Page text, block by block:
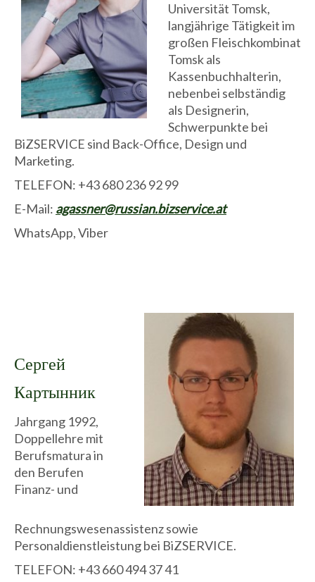
Universität Tomsk,
langjährige Tätigkeit im
großen Fleischkombinat
Tomsk als
Kassenbuchhalterin,
nebenbei selbständig
als Designerin,
Schwerpunkte bei
BiZSERVICE sind Back-Office, Design und
Marketing.
TELEFON: +43 680 236 92 99
E-Mail: agassner@russian.bizservice.at
WhatsApp, Viber
Сергей
Картынник
Jahrgang 1992,
Doppellehre mit
Berufsmatura in
den Berufen
Finanz- und
Rechnungswesenassistenz sowie
Personaldienstleistung bei BiZSERVICE.
TELEFON: +43 660 494 37 41